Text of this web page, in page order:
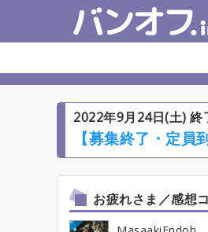
2022年9月24日(土) 終
【募集終了・定
お疲れさま／感想